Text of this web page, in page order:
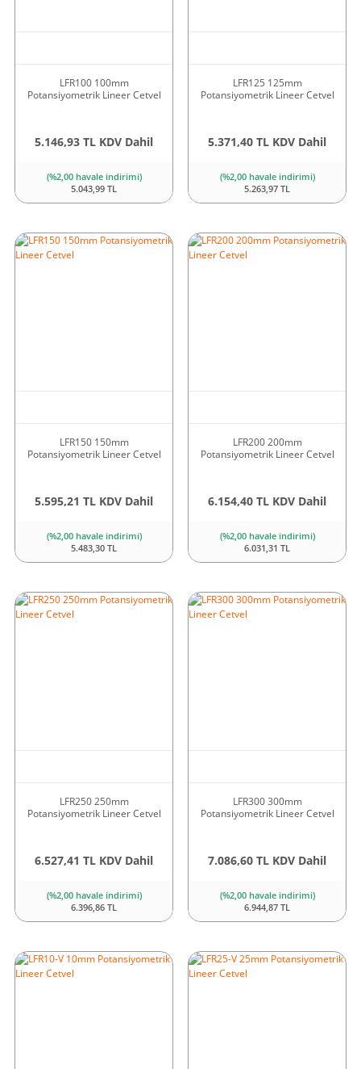
LFR100 100mm
Potansiyometrik Lineer Cetvel
5.146,93 TL KDV Dahil
(%2,00 havale indirimi)
5.043,99 TL
LFR125 125mm
Potansiyometrik Lineer Cetvel
5.371,40 TL KDV Dahil
(%2,00 havale indirimi)
5.263,97 TL
LFR150 150mm
Potansiyometrik Lineer Cetvel
5.595,21 TL KDV Dahil
(%2,00 havale indirimi)
5.483,30 TL
LFR200 200mm
Potansiyometrik Lineer Cetvel
6.154,40 TL KDV Dahil
(%2,00 havale indirimi)
6.031,31 TL
LFR250 250mm
Potansiyometrik Lineer Cetvel
6.527,41 TL KDV Dahil
(%2,00 havale indirimi)
6.396,86 TL
LFR300 300mm
Potansiyometrik Lineer Cetvel
7.086,60 TL KDV Dahil
(%2,00 havale indirimi)
6.944,87 TL